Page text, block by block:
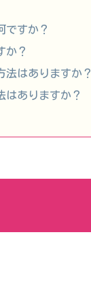
ですか？
か？
はありますか？
ありますか？